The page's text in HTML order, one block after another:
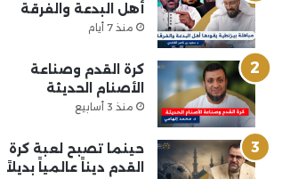
أهل البدعة والفرقة
منذ 7 أيام
كرة القدم وصناعة
الأصنام الحديثة
منذ 3 أسابيع
حينما تصبح لعبة كرة
القدم ديناً عالمياً بديلاً